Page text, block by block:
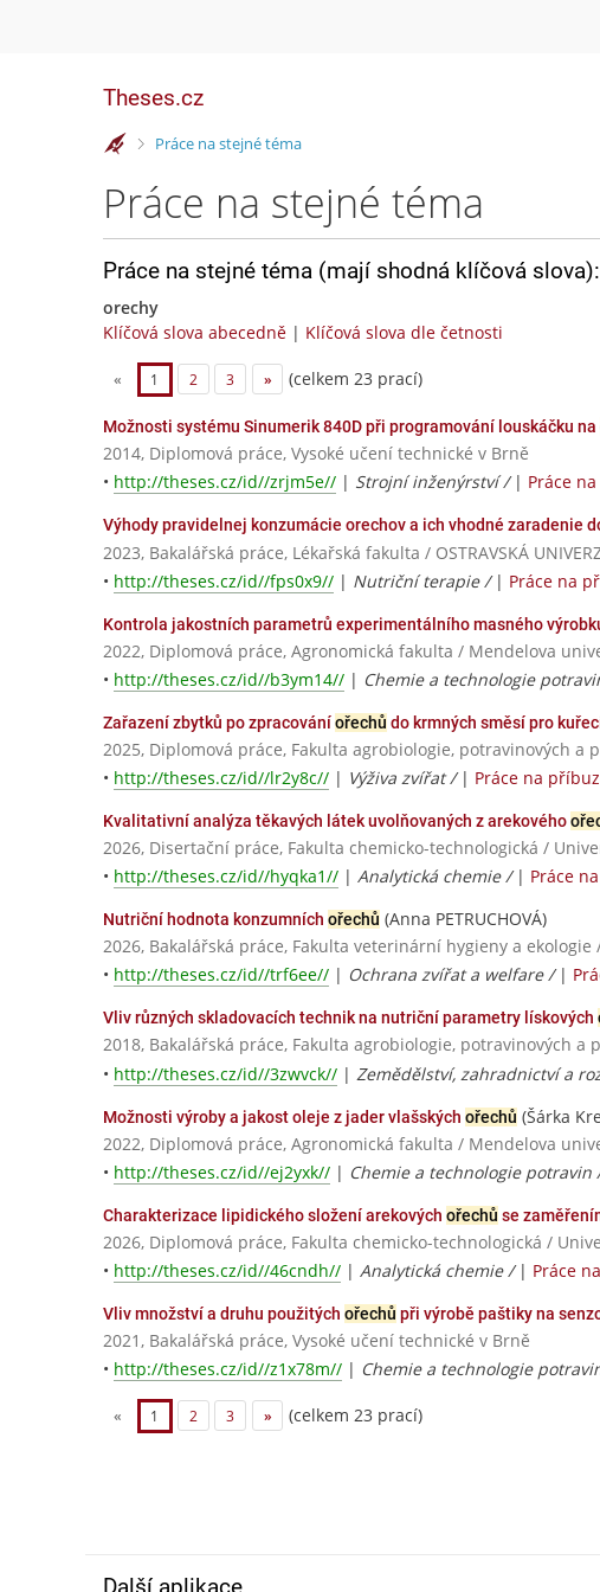
Theses.cz
>Práce na stejné téma
Práce na stejné téma
Práce na stejné téma (mají shodná klíčová slova):
orechy
Klíčová slova abecedně | Klíčová slova dle četnosti
« 1 2 3 » (celkem 23 prací)
Možnosti systému Sinumerik 840D při programování louskáčku na
2014, Diplomová práce, Vysoké učení technické v Brně
• http://theses.cz/id//zrjm5e// | Strojní inženýrství / | Práce
Výhody pravidelnej konzumácie orechov a ich vhodné zaradenie
2023, Bakalářská práce, Lékařská fakulta / OSTRAVSKÁ
• http://theses.cz/id//fps0x9// | Nutriční terapie / | Práce na
Kontrola jakostních parametrů experimentálního masného
2022, Diplomová práce, Agronomická fakulta / Mendelova
• http://theses.cz/id//b3ym14// | Chemie a technologie
Zařazení zbytků po zpracováníořechů do krmných směsí pro
2025, Diplomová práce, Fakulta agrobiologie, potravinových
• http://theses.cz/id//lr2y8c// | Výživa zvířat / | Práce na
Kvalitativní analýza těkavých látek uvolňovaných z arekového
2026, Disertační práce, Fakulta chemicko-technologická /
• http://theses.cz/id//hyqka1// | Analytická chemie / | Práce
Nutriční hodnota konzumních ořechů (Anna PETRUCHOVÁ)
2026, Bakalářská práce, Fakulta veterinární hygieny a
• http://theses.cz/id//trf6ee// | Ochrana zvířat a welfare / |
Vliv různých skladovacích technik na nutriční parametry lískových
2018, Bakalářská práce, Fakulta agrobiologie, potravinových
• http://theses.cz/id//3zwvck// | Zemědělství, zahradnictví a
Možnosti výroby a jakost oleje z jader vlašských ořechů (Šárka
2022, Diplomová práce, Agronomická fakulta / Mendelova
• http://theses.cz/id//ej2yxk// | Chemie a technologie
Charakterizace lipidického složení arekových ořechů se
2026, Diplomová práce, Fakulta chemicko-technologická /
• http://theses.cz/id//46cndh// | Analytická chemie / | Práce
Vliv množství a druhu použitých ořechů při výrobě paštiky na
2021, Bakalářská práce, Vysoké učení technické v Brně
• http://theses.cz/id//z1x78m// | Chemie a technologie
« 1 2 3 » (celkem 23 prací)